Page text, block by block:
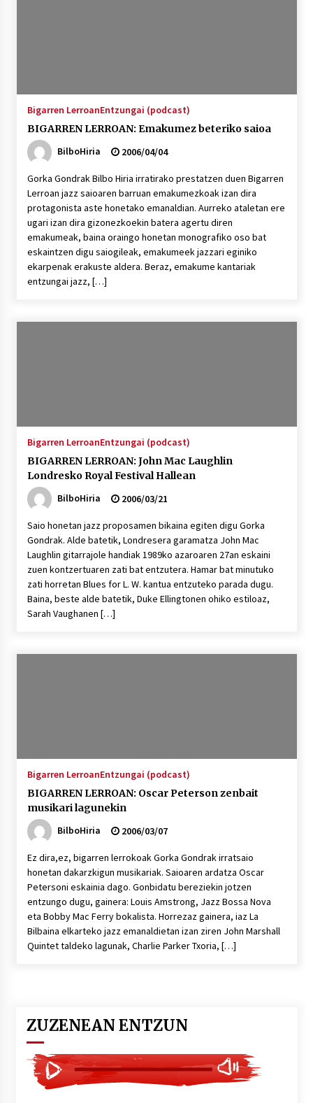
Bigarren LerroanEntzungai (podcast)
BIGARREN LERROAN: Emakumez beteriko saioa
BilboHiria
2006/04/04
Gorka Gondrak Bilbo Hiria irratirako prestatzen duen Bigarren
Lerroan jazz saioaren barruan emakumezkoak izan dira
protagonista aste honetako emanaldian. Aurreko ataletan ere
ugari izan dira gizonezkoekin batera agertu diren
emakumeak, baina oraingo honetan monografiko oso bat
eskaintzen digu saiogileak, emakumeek jazzari eginiko
ekarpenak erakuste aldera. Beraz, emakume kantariak
entzungai jazz, […]
Bigarren LerroanEntzungai (podcast)
BIGARREN LERROAN: John Mac Laughlin
Londresko Royal Festival Hallean
BilboHiria
2006/03/21
Saio honetan jazz proposamen bikaina egiten digu Gorka
Gondrak. Alde batetik, Londresera garamatza John Mac
Laughlin gitarrajole handiak 1989ko azaroaren 27an eskaini
zuen kontzertuaren zati bat entzutera. Hamar bat minutuko
zati horretan Blues for L. W. kantua entzuteko parada dugu.
Baina, beste alde batetik, Duke Ellingtonen ohiko estiloaz,
Sarah Vaughanen […]
Bigarren LerroanEntzungai (podcast)
BIGARREN LERROAN: Oscar Peterson zenbait
musikari lagunekin
BilboHiria
2006/03/07
Ez dira,ez, bigarren lerrokoak Gorka Gondrak irratsaio
honetan dakarzkigun musikariak. Saioaren ardatza Oscar
Petersoni eskainia dago. Gonbidatu bereziekin jotzen
entzungo dugu, gainera: Louis Amstrong, Jazz Bossa Nova
eta Bobby Mac Ferry bokalista. Horrezaz gainera, iaz La
Bilbaina elkarteko jazz emanaldietan izan ziren John Marshall
Quintet taldeko lagunak, Charlie Parker Txoria, […]
ZUZENEAN ENTZUN